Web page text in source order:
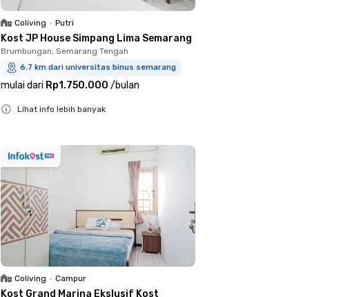
Coliving • Putri
Kost JP House Simpang Lima Semarang
Brumbungan, Semarang Tengah
6.7 km dari universitas binus semarang
mulai dari Rp1.750.000 /bulan
Lihat info lebih banyak
Coliving • Campur
Kost Grand Marina Ekslusif Kost